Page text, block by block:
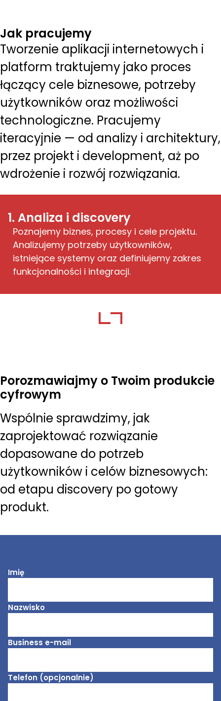
Jak pracujemy
Tworzenie aplikacji internetowych i
platform traktujemy jako proces
łączący cele biznesowe, potrzeby
użytkowników oraz możliwości
technologiczne. Pracujemy
iteracyjnie — od analizy i architektury,
przez projekt i development, aż po
wdrożenie i rozwój rozwiązania.
1. Analiza i discovery
Poznajemy biznes, procesy i cele projektu.
Analizujemy potrzeby użytkowników,
istniejące systemy oraz definiujemy zakres
funkcjonalności i integracji.
Porozmawiajmy o Twoim produkcie
cyfrowym
Wspólnie sprawdzimy, jak
zaprojektować rozwiązanie
dopasowane do potrzeb
użytkowników i celów biznesowych:
od etapu discovery po gotowy
produkt.
Imię
Nazwisko
Business e-mail
Telefon (opcjonalnie)